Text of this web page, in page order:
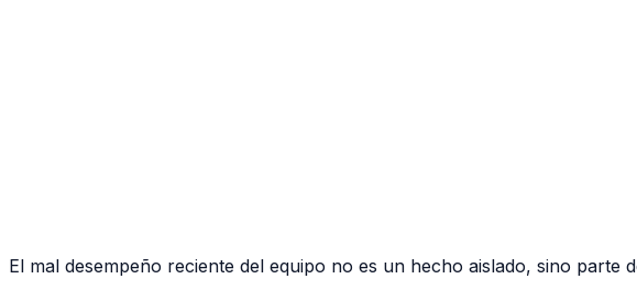
El mal desempeño reciente del equipo no es un hecho aislado, sino